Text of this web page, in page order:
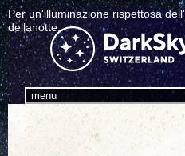
Per un'illuminazione rispettosa
dellanotte.
menu